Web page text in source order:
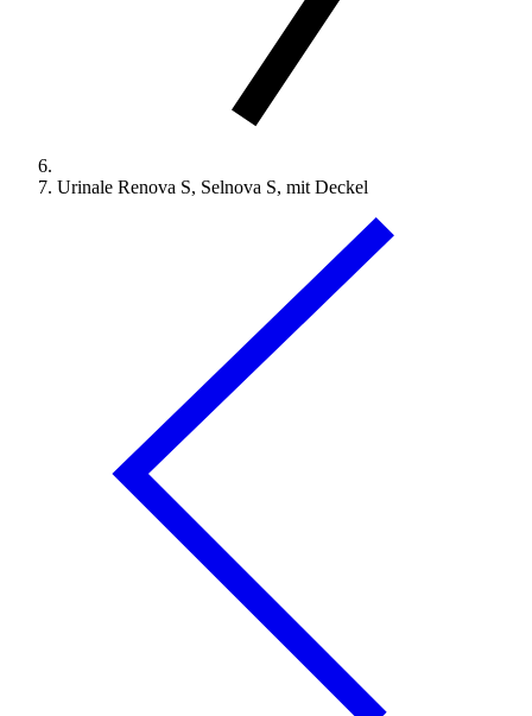
Urinale Renova S, Selnova S, mit Deckel